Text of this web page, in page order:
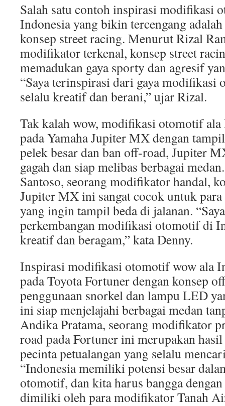
Salah satu contoh inspirasi modifikasi
Indonesia yang bikin tercengang
konsep street racing. Menurut Rizal
modifikator terkenal, konsep street
memadukan gaya sporty dan agresif
“Saya terinspirasi dari gaya modifikasi
selalu kreatif dan berani,” ujar Rizal.
Tak kalah wow, modifikasi otomotif
pada Yamaha Jupiter MX dengan
pelek besar dan ban off-road, Jupiter
gagah dan siap melibas berbagai
Santoso, seorang modifikator handal,
Jupiter MX ini sangat cocok untuk
yang ingin tampil beda di jalanan.
perkembangan modifikasi otomotif di
kreatif dan beragam,” kata Denny.
Inspirasi modifikasi otomotif wow ala
pada Toyota Fortuner dengan konsep
penggunaan snorkel dan lampu LED
ini siap menjelajahi berbagai medan
Andika Pratama, seorang modifikator
road pada Fortuner ini merupakan
pecinta petualangan yang selalu
“Indonesia memiliki potensi besar
otomotif, dan kita harus bangga
dimiliki oleh para modifikator Tanah